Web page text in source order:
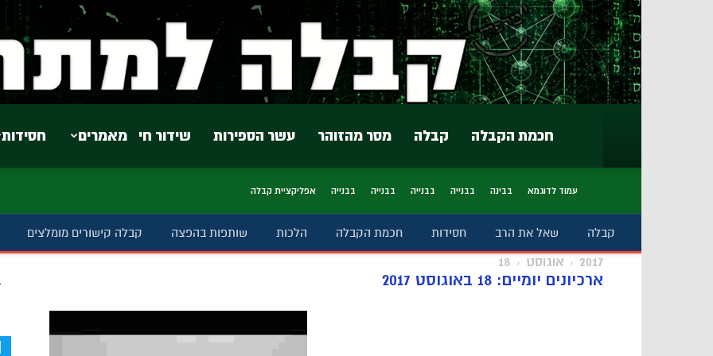
חסידות מאמרים שידור חי עשר הספירות מסר מהזוהר קבלה חכמת הקבלה
עמוד לדוגמא בבינה בבנייה בבנייה בבנייה בבנייה אפליקציית קבלה
קבלה שאל את הרב חסידות חכמת הקבלה הלכות שותפות בהפצה קבלה קישורים מומלצים
2017 אוגוסט 18
ארכיונים יומיים: 18 באוגוסט 2017